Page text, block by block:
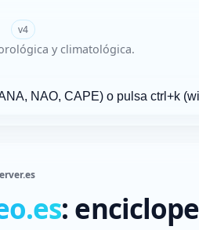
v4
y climatológica.
: